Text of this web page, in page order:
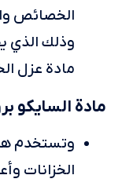
الخصائص
وذلك الذي
مادة عزل
مادة السايكو
وتستخدم
الخزانات